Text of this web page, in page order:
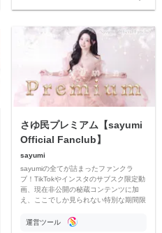
さゆ民プレミアム【sayumi
Official Fanclub】
sayumi
sayumiの全てが詰まったファンクラ
ブ！TikTokやインスタのサブスク限定動
画、現在非公開の秘蔵コンテンツに加
え、ここでしか見られない特別な期間限
運営ツール